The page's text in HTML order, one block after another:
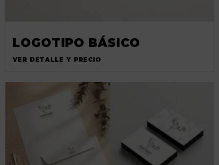
LOGOTIPO BÁSICO
VER DETALLE Y PRECIO